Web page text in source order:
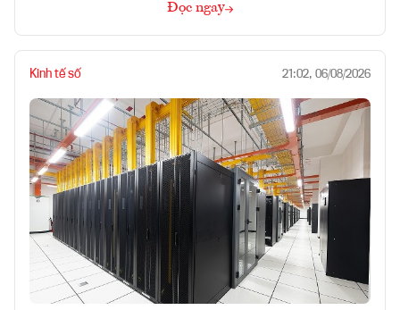
Đọc ngay
Kinh tế số 21:02, 06/08/2026